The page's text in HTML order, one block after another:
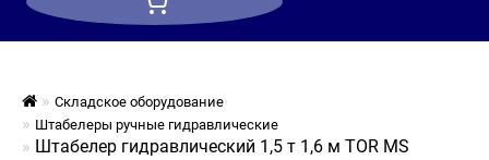
Складское оборудование
Штабелеры ручные гидравлические
Штабелер гидравлический 1,5 т 1,6 м TOR MS